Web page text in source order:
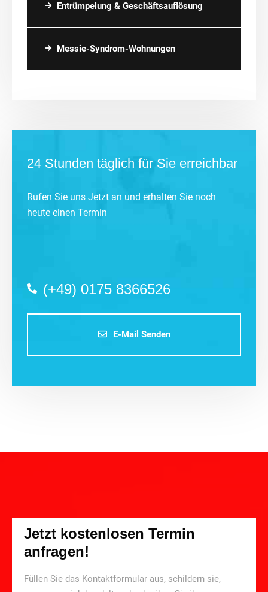
Entrümpelung & Geschäftsauflösung
Messie-Syndrom-Wohnungen
24 Stunden täglich für Sie erreichbar
Rufen Sie uns Jetzt an und erhalten Sie noch
heute einen Termin
(+49) 0175 8366526
E-Mail Senden
Jetzt kostenlosen Termin
anfragen!
Füllen Sie das Kontaktformular aus, schildern sie,